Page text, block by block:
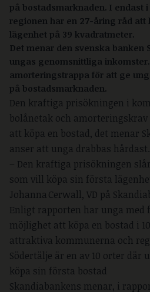
på bostadsmarknaden. I endast
regionen har en 27-åring råd att
lägenhet på 39 kvadratmeter.
Det menar den svenska banken
ungas genomsnittliga
amorteringstrappa för att ge
på bostadsmarknaden.
Den kraftiga prisökningen i
bolånetak och
att köpa en bostad, det menar
anser att unga drabbas hårdast.
– Den kraftiga prisökningen
som vill köpa sin första
Johanna Cerwall, VD på
Enligt rapporten har unga
möjlighet att köpa en bostad i
attraktiva kommunerna och
Södertälje är en av 10 orter där
köpa sin första bostad
Skandiabankens menar, i